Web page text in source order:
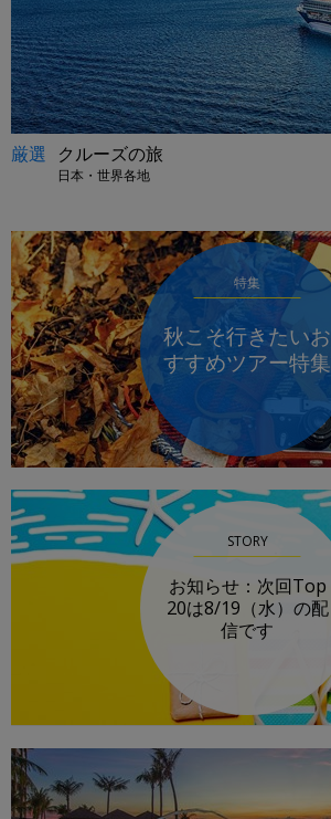
厳選 クルーズの旅
日本・世界各地
特集
秋こそ行きたいお
すすめツアー特集
STORY
お知らせ：次回Top
20は8/19（水）の配
信です